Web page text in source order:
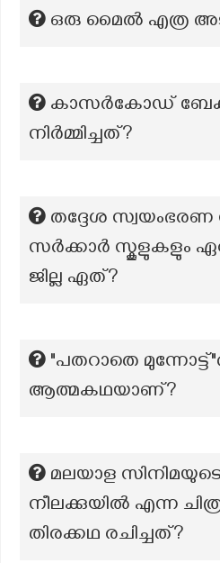
ഒരു മൈൽ എത്ര
കാസർകോഡ്‌
നിർമ്മിച്ചത്?
തദ്ദേശ
സർക്കാർ സ്കൂളുകളും
ജില്ല ഏത്?
"പതറാതെ
ആത്മകഥയാണ്?
മലയാള സിനിമയുടെ
നീലക്കുയില്‍ എന്ന
തിരക്കഥ രചിച്ചത്?